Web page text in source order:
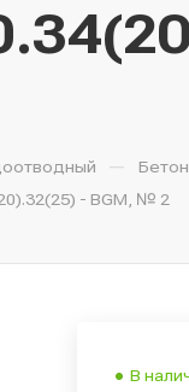
—
- BGМ, № 2
В